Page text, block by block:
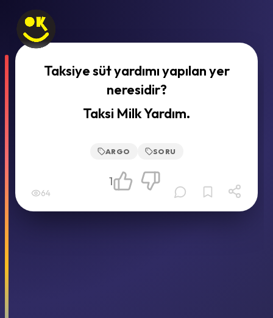
Taksiye süt yardımı yapılan yer
neresidir?
Taksi Milk Yardım.
ARGO SORU
64
1